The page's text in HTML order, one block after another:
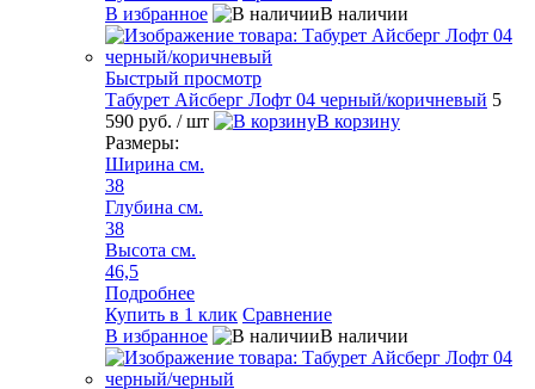
В избранное
В наличии
Быстрый просмотр
Табурет Айсберг Лофт 04 черный/коричневый 5
590 руб. / шт
В корзину
Размеры:
Ширина см.
38
Глубина см.
38
Высота см.
46,5
Подробнее
Купить в 1 клик Сравнение
В избранное
В наличии